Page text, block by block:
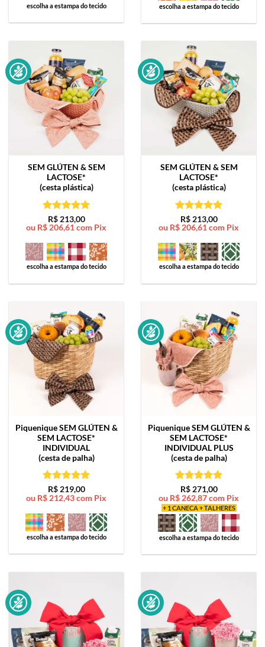
escolha a estampa do tecido escolha a estampa do tecido
SEM GLÚTEN & SEM
LACTOSE*
(cesta plástica)
Avaliação5
de 5
R$213,00
ou R$ 206,61 com Pix
escolha a estampa do tecido
SEM GLÚTEN & SEM
LACTOSE*
(cesta plástica)
Avaliação5
de 5
R$213,00
ou R$ 206,61 com Pix
escolha a estampa do tecido
Piquenique SEM GLÚTEN &
SEM LACTOSE*
INDIVIDUAL
(cesta de palha)
Avaliação5
de 5
R$219,00
ou R$ 212,43com Pix
escolha a estampa do tecido
Piquenique SEM GLÚTEN &
SEM LACTOSE*
INDIVIDUAL PLUS
(cesta de palha)
Avaliação5
de 5
R$271,00
ou R$ 262,87com Pix
+ 1 CANECA + TALHERES
escolha a estampa do tecido